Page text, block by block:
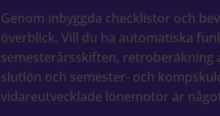
Genom inbyggda checklistor och
överblick. Vill du ha automatiska
semesterårsskiften, retroberäkning
slutlön och semester- och
vidareutvecklade lönemotor är